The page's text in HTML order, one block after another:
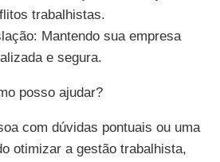
trabalhistas.
Mantendo sua empresa
e segura.
posso ajudar?
com dúvidas pontuais ou uma
otimizar a gestão trabalhista,